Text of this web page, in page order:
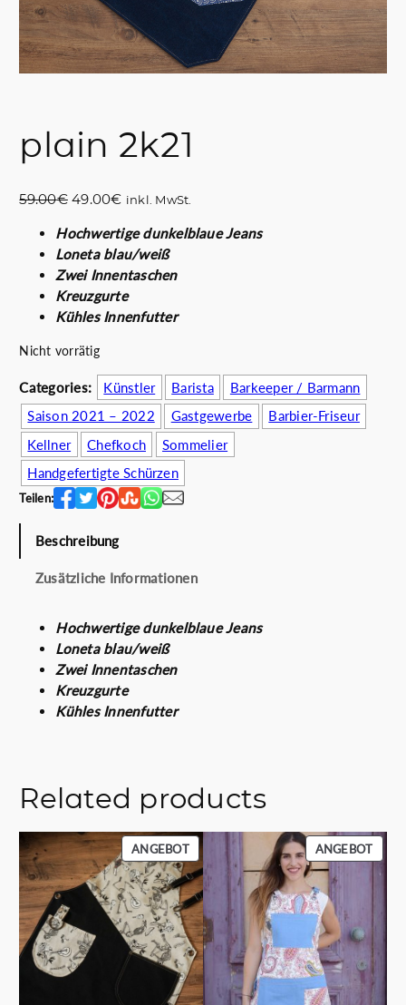
plain 2k21
59.00€ U
s
p
r
ü
n
g
i
c
h
e
r
P
r
s
r
:
5
9
.
49.00€A
t
u
e
l
l
P
r
e
i
s
i
s
4
0
0
€
.
inkl. MwSt.
Hochwertige dunkelblaue Jeans
Loneta blau/weiß
Zwei Innentaschen
Kreuzgurte
Kühles Innenfutter
Nicht vorrätig
Categories: Künstler Barista
Barkeeper / Barmann
Saison 2021 – 2022
Gastgewerbe
Barbier-Friseur
Kellner
Chefkoch
Sommelier
Handgefertigte Schürzen
Teilen:
Beschreibung
Zusätzliche Informationen
Hochwertige dunkelblaue Jeans
Loneta blau/weiß
Zwei Innentaschen
Kreuzgurte
Kühles Innenfutter
Related products
ANGEBOTPRODUKT
IM
ANGEBOT
ANGEBOT
IM